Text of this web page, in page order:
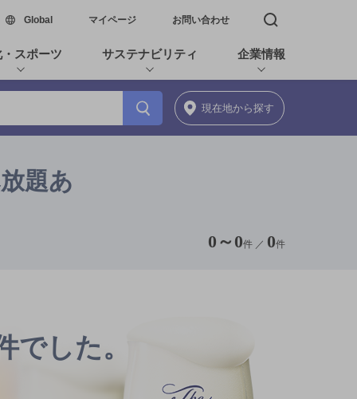
Global新しいウィンドウで開く
マイページ お問い合わせ 検索窓を開く
スポーツ サステナビリティ 企業情報
現在地から探す
題あ
0 ～ 0件 ／ 0件
でした。